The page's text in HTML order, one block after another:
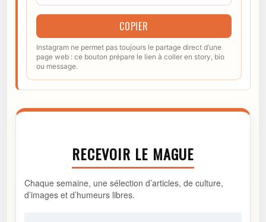
COPIER
Instagram ne permet pas toujours le partage direct d’une
page web : ce bouton prépare le lien à coller en story, bio
ou message.
RECEVOIR LE MAGUE
Chaque semaine, une sélection d’articles, de culture,
d’images et d’humeurs libres.